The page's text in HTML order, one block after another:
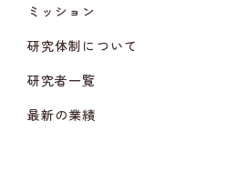
ミッション
研究体制について
研究者一覧
最新の業績